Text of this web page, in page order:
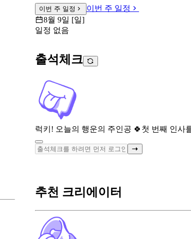
이번 주 일정
이번 주 일정
8월 9일 [일]
일정 없음
출석체크
럭키! 오늘의 행운의 주인공 🍀 첫 번째 인사
추천 크리에이터